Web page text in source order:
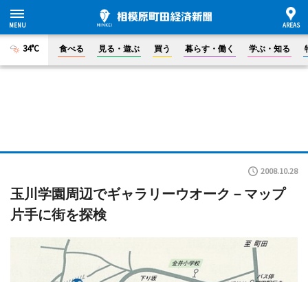
34°C 食べる 見る・遊ぶ 買う 暮らす・働く 学ぶ・知る
2008.10.28
玉川学園周辺でギャラリーウオーク－マップ
片手に街を探検